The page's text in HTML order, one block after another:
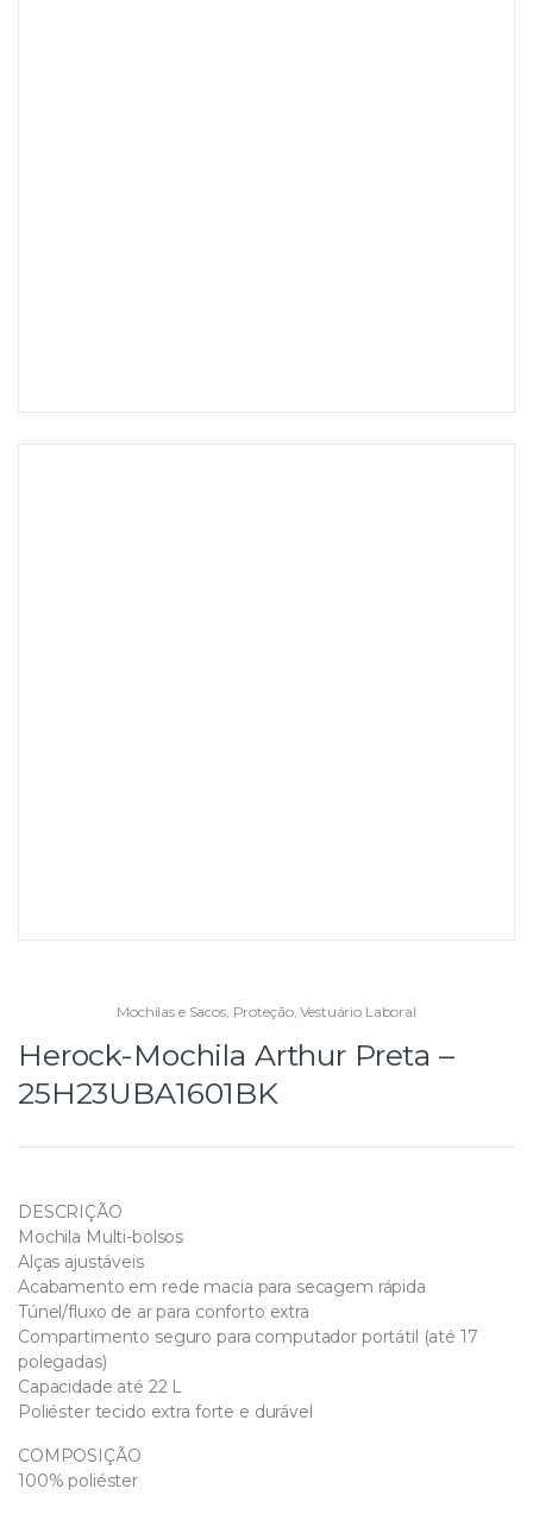
Mochilas e Sacos, Proteção,Vestuário Laboral
Herock-Mochila Arthur Preta –
25H23UBA1601BK
DESCRIÇÃO
Mochila Multi-bolsos
Alças ajustáveis
Acabamento em rede macia para secagem rápida
Túnel/fluxo de ar para conforto extra
Compartimento seguro para computador portátil (até 17
polegadas)
Capacidade até 22 L
Poliéster tecido extra forte e durável
COMPOSIÇÃO
100% poliéster